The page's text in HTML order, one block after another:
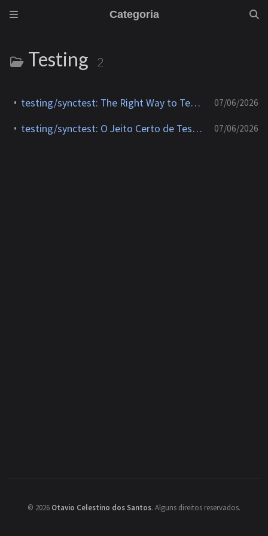
Categoria
Testing 2
testing/synctest: The Right Way to Test Concurrent Go Code 07/06/2026
testing/synctest: O Jeito Certo de Testar Código Concorrente em Go 07/06/2026
© 2026 Otavio Celestino dos Santos. Alguns direitos reservados.